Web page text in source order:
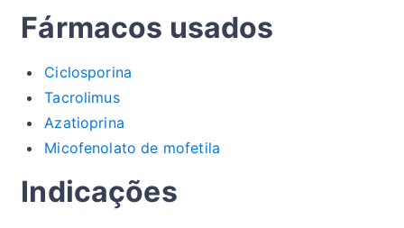
Fármacos usados
Ciclosporina
Tacrolimus
Azatioprina
Micofenolato de mofetila
Indicações